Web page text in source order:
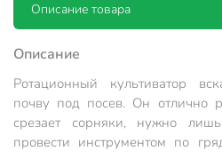
Описание товара
Описание
Ротационный культиватор
почву под посев. Он отлично
срезает сорняки, нужно
провести инструментом по